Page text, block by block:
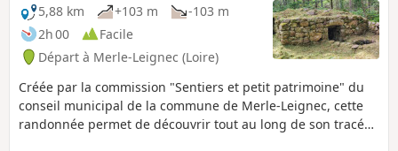
rénové, témoin du difficile travail des
lavandières du siècle dernier. Vous
repèrerez facilement tous ces petits
trésors patrimoniaux par des blasons en
plexiglas aux couleurs de la commune
Jaune et Vert.
5,88 km +103 m
-103 m
2h 00
Facile
Départ à Merle-Leignec (Loire)
Créée par la commission "Sentiers et petit patrimoine" du
conseil municipal de la commune de Merle-Leignec, cette
randonnée permet de découvrir tout au long de son tracé